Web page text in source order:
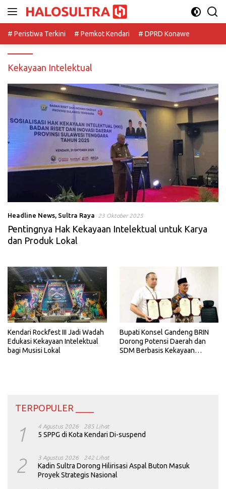
# Peristiwa Terkini
# Pemkot Kendari # DPRD Konawe
Kekayaan Intelektual
Headline News, Sultra Raya 23 Oktober 2025
Pentingnya Hak Kekayaan Intelektual untuk Karya
dan Produk Lokal
Kendari Rockfest III Jadi Wadah
Edukasi Kekayaan Intelektual
bagi Musisi Lokal
Bupati Konsel Gandeng BRIN
Dorong Potensi Daerah dan
SDM Berbasis Kekayaan
TERPOPULER ____
1 4 Agustus 2026 285 Lihat
5 SPPG di Kota Kendari Di-suspend
2 3 Agustus 2026 242 Lihat
Kadin Sultra Dorong Hilirisasi Aspal Buton Masuk
Proyek Strategis Nasional